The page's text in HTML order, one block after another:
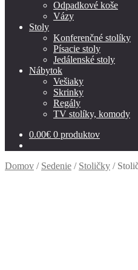
Odpadkové koše
Vázy
Stoly
Konferenčné stolíky
Písacie stoly
Jedálenské stoly
Nábytok
Vešiaky
Skrinky
Regály
TV stolíky, komody
0.00€ 0 produktov
Domov / Sedenie / Stoličky /